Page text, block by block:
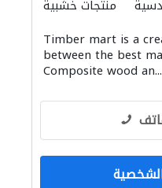
منتجات خشبية
Timber mart is a
between the best
Composite wood an...